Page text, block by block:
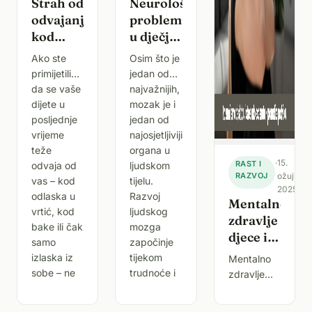
odvajanja
kod
djece –
kako ga
prepoznati
i pomoći
Ako ste
primijetili
da se vaše
dijete u
posljednje
vrijeme
teže
odvaja od
vas – kod
odlaska u
vrtić, kod
bake ili čak
samo
izlaska iz
sobe – ne
je
problemi
u dječjoj
dobi
Osim što je
jedan od
najvažnijih,
mozak je i
jedan od
najosjetljivijih
organa u
ljudskom
tijelu.
Razvoj
ljudskog
mozga
započinje
tijekom
trudnoće i
se
RAST I
RAZVOJ
·15.
ožujka
2025.
Mentalno
zdravlje
djece i
adolescenata
– kako
stres,
Mentalno
zdravlje
adolescenata